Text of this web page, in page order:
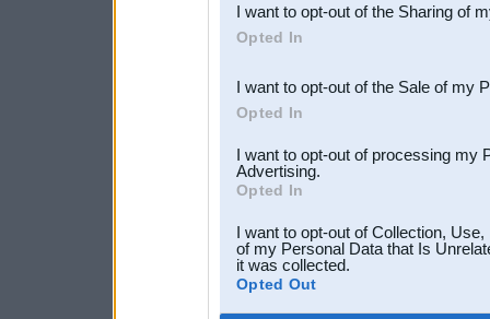
Downstream Participants
third parties.
I want to opt-out of the Sharing of
Opted In
I want to opt-out of the Sale of my
Opted In
I want to opt-out of processing my
Advertising.
Opted In
I want to opt-out of Collection,
of my Personal Data that Is
it was collected.
Opted Out